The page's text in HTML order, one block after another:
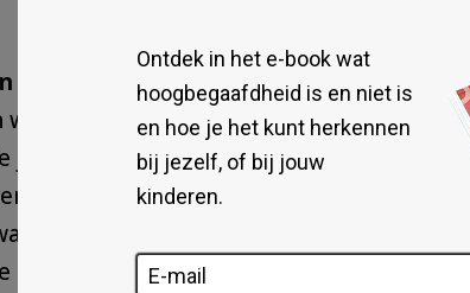
er ook dingen zijn die je niet uitstelt.
wat maakt dat je deze niet uitstelt.
jou in beweging kunnen zetten. Denk
aan gehouden wordt. Of je ziet het
jou in beweging zet, kun je gaan
dingen te doen die je wilt of moet doen.